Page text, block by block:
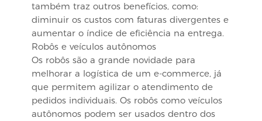
também traz outros benefícios, como:
diminuir os custos com faturas divergentes e
aumentar o índice de eficiência na entrega.
Robôs e veículos autônomos
Os robôs são a grande novidade para
melhorar a logística de um e-commerce, já
que permitem agilizar o atendimento de
pedidos individuais. Os robôs como veículos
autônomos podem ser usados dentro dos